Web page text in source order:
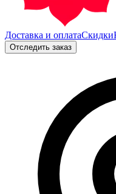
Доставка и оплатаСкидки
Отследить заказ